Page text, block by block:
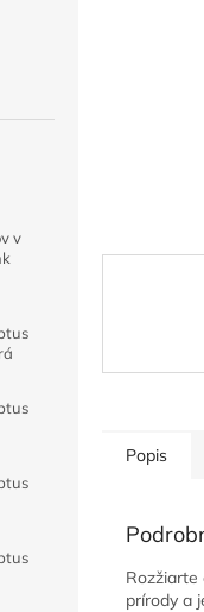
v
Popis
Rozžiarte
prírody a